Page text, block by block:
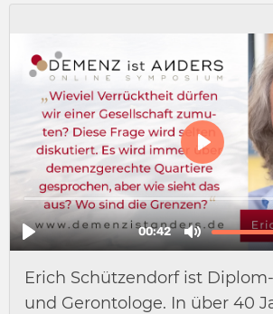
Erich Schützendorf ist
und Gerontologe. In über 40